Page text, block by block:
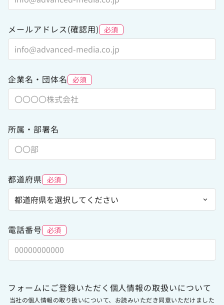
メールアドレス(確認用) 必須
企業名・団体名 必須
所属・部署名
都道府県 必須
電話番号 必須
フォームにご登録いただく個人情報の取扱いについて
当社の個人情報の取り扱いについて、お読みいただき同意いただけました